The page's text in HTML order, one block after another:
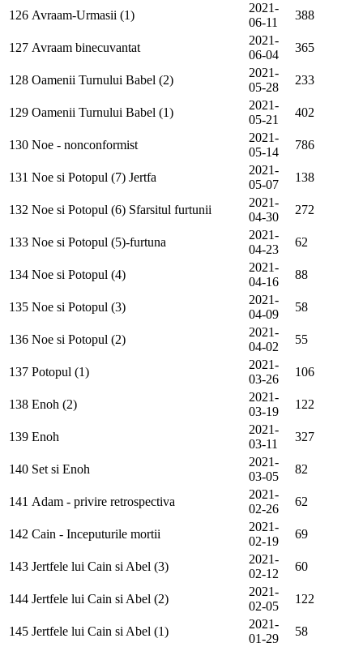
126 Avraam-Urmasii (1)
2021-
06-11
388
127 Avraam binecuvantat
2021-
06-04
365
128 Oamenii Turnului Babel (2)
2021-
05-28
233
129 Oamenii Turnului Babel (1)
2021-
05-21
402
130 Noe - nonconformist
2021-
05-14
786
131 Noe si Potopul (7) Jertfa
2021-
05-07
138
132 Noe si Potopul (6) Sfarsitul furtunii
2021-
04-30
272
133 Noe si Potopul (5)-furtuna
2021-
04-23
62
134 Noe si Potopul (4)
2021-
04-16
88
135 Noe si Potopul (3)
2021-
04-09
58
136 Noe si Potopul (2)
2021-
04-02
55
137 Potopul (1)
2021-
03-26
106
138 Enoh (2)
2021-
03-19
122
139 Enoh
2021-
03-11
327
140 Set si Enoh
2021-
03-05
82
141 Adam - privire retrospectiva
2021-
02-26
62
142 Cain - Inceputurile mortii
2021-
02-19
69
143 Jertfele lui Cain si Abel (3)
2021-
02-12
60
144 Jertfele lui Cain si Abel (2)
2021-
02-05
122
145 Jertfele lui Cain si Abel (1)
2021-
01-29
58